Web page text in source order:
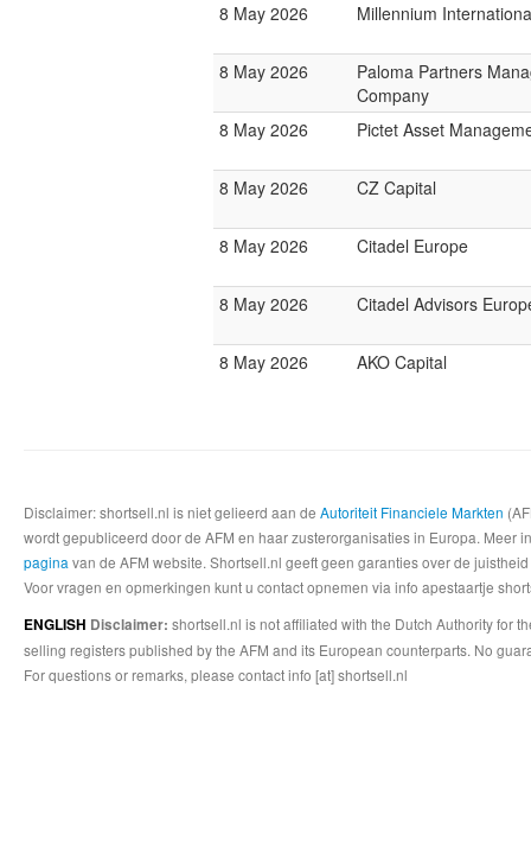
8 May 2026 Millennium
8 May 2026
Paloma Partners
Company
8 May 2026
Pictet Asset
8 May 2026 CZ Capital
8 May 2026 Citadel Europe
8 May 2026 Citadel Advisors
8 May 2026 AKO Capital
Disclaimer: shortsell.nl is niet gelieerd aan de Autoriteit Financiele Markten
wordt gepubliceerd door de AFM en haar zusterorganisaties in Europa.
pagina van de AFM website. Shortsell.nl geeft geen garanties over de
Voor vragen en opmerkingen kunt u contact opnemen via info apestaartje
ENGLISH Disclaimer: shortsell.nl is not affiliated with the Dutch Authority for
selling registers published by the AFM and its European counterparts. No
For questions or remarks, please contact info [at] shortsell.nl